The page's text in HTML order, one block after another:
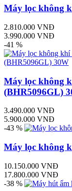
Máy lọc không
2.810.000 VNĐ
3.990.000 VNĐ
-41 %
Máy lọc không
(BHR5096GL)
3.490.000 VNĐ
5.900.000 VNĐ
-43 %
Máy lọc không
10.150.000 VNĐ
17.800.000 VNĐ
-38 %